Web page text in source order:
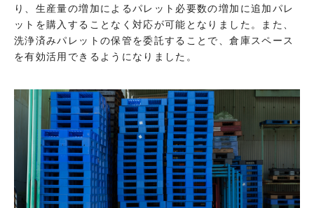
り、生産量の増加によるパレット必要数の増加に追加パレ
ットを購入することなく対応が可能となりました。また、
洗浄済みパレットの保管を委託することで、倉庫スペース
を有効活用できるようになりました。